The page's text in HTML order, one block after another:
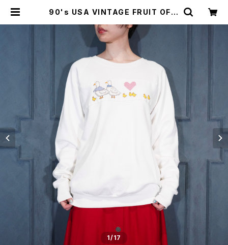
90's USA VINTAGE FRUIT OF T
CROSS STITCH DESIGN SWEA
T SHIRT/90年代アメリカ古着あひ
るクロスステッチ刺繍デザインスウェ
ット | Titti Vintage
1/17